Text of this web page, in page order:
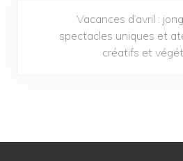
Vacances d’avril :
spectacles uniques et
créatifs et